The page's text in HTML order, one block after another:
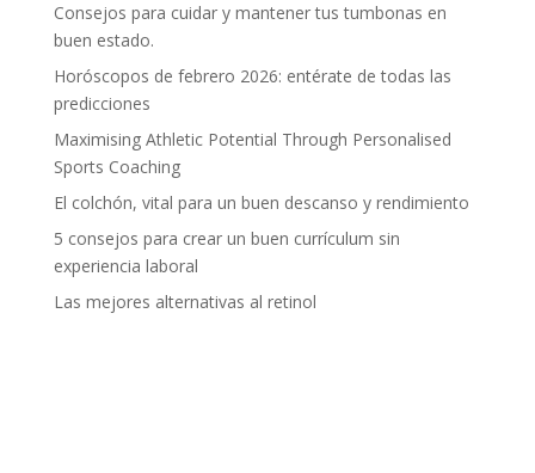
Consejos para cuidar y mantener tus tumbonas en
buen estado.
Horóscopos de febrero 2026: entérate de todas las
predicciones
Maximising Athletic Potential Through Personalised
Sports Coaching
El colchón, vital para un buen descanso y rendimiento
5 consejos para crear un buen currículum sin
experiencia laboral
Las mejores alternativas al retinol